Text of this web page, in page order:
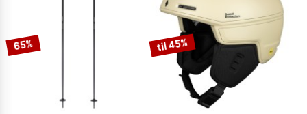
65% til 45%